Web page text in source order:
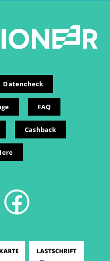
Datencheck
FAQ
Cashback